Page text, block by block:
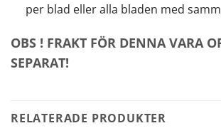
per blad eller alla bladen med
OBS ! FRAKT FÖR DENNA VARA
SEPARAT!
RELATERADE PRODUKTER